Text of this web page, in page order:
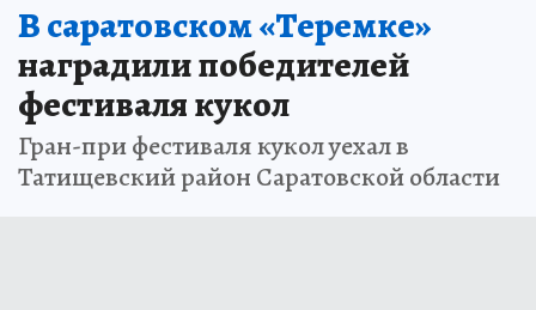
В саратовском «Теремке»
наградили победителей
фестиваля кукол
Гран-при фестиваля кукол уехал в
Татищевский район Саратовской области